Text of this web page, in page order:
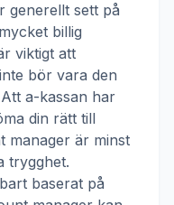
generellt sett på
billig
viktigt att
bör vara den
a-kassan har
din rätt till
manager är minst
trygghet.
baserat på